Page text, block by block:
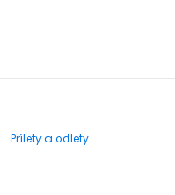
Prílety a odlety